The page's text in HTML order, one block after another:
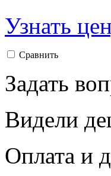
Узнать
Сравнить
Задать
Видели
Оплата и